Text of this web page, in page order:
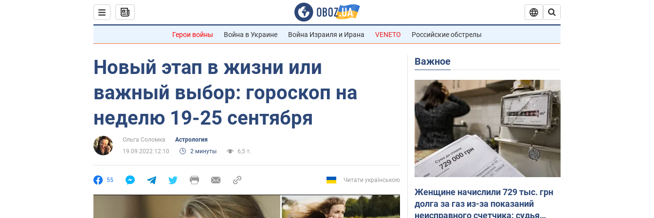
Герои войны Война в Украине Война Израиля и Ирана VENETO Российские обстрелы
Новый этап в жизни или
важный выбор: гороскоп на
неделю 19-25 сентября
Ольга Соломка
Астрология
19.09.2022 12:10
2 минуты 6,5 т.
55 Читати українською
Важное
Женщине начислили 729 тыс. грн
долга за газ из-за показаний
неисправного счетчика: судья